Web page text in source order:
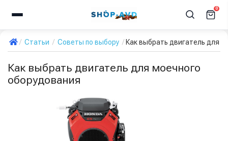
0
Статьи Советы по выбору Как выбрать двигатель для
Как выбрать двигатель для моечного
оборудования